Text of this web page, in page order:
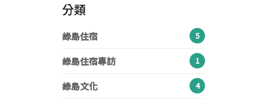
分類
綠島住宿 5
綠島住宿專訪 1
綠島文化 4